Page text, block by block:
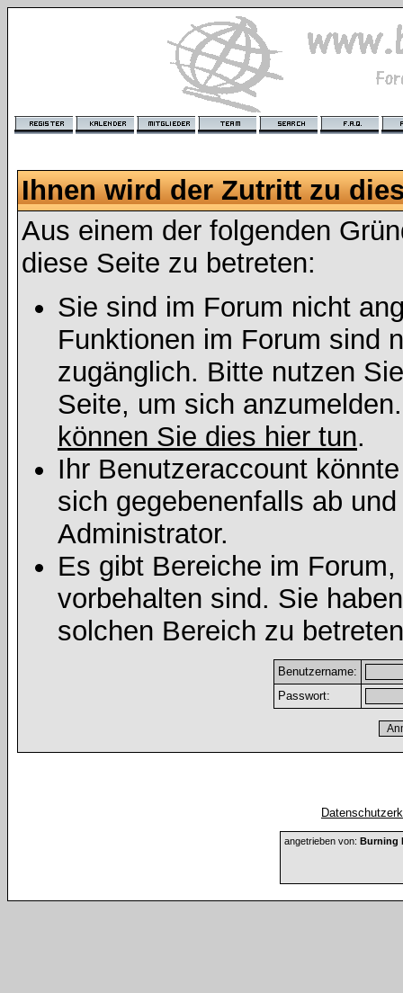
Ihnen wird der Zutritt zu
Aus einem der folgenden
diese Seite zu betreten:
Sie sind im Forum nicht
Funktionen im Forum sind
zugänglich. Bitte nutzen
Seite, um sich
können Sie dies hier tun.
Ihr Benutzeraccount
sich gegebenenfalls ab
Administrator.
Es gibt Bereiche im
vorbehalten sind. Sie
solchen Bereich zu
Benutzername:
Passwort:
angetrieben von: Burning